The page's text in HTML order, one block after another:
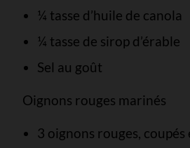
¼ tasse d’huile de canola
¼ tasse de sirop d’érable
Sel au goût
Oignons rouges marinés
3 oignons rouges, coupés